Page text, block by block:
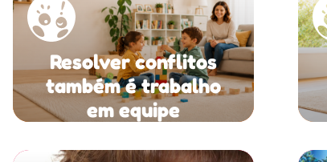
Resolver conflitos
também é trabalho
em equipe